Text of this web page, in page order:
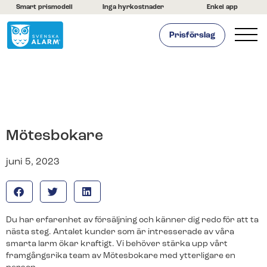
Smart prismodell Inga hyrkostnader Enkel app
Prisförslag
Mötesbokare
juni 5, 2023
Du har erfarenhet av försäljning och känner dig redo för att ta
nästa steg. Antalet kunder som är intresserade av våra
smarta larm ökar kraftigt. Vi behöver stärka upp vårt
framgångsrika team av Mötesbokare med ytterligare en